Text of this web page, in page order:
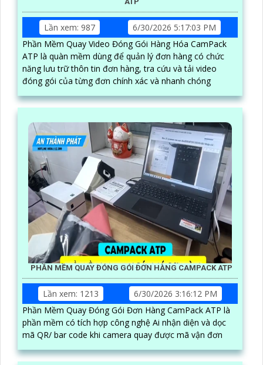
Lần xem: 987
6/30/2026 5:17:03 PM
Phần Mềm Quay Video Đóng Gói Hàng Hóa CamPack
ATP là quàn mềm dùng để quản lý đơn hàng có chức
năng lưu trữ thôn tin đơn hàng, tra cứu và tải video
đóng gói của từng đơn chính xác và nhanh chóng
PHẦN MỀM QUAY ĐÓNG GÓI ĐƠN HÀNG CAMPACK ATP
Lần xem: 1213
6/30/2026 3:16:12 PM
Phần Mềm Quay Đóng Gói Đơn Hàng CamPack ATP là
phần mềm có tích hợp công nghệ Ai nhận diện và dọc
mã QR/ bar code khi camera quay được mã vận đơn